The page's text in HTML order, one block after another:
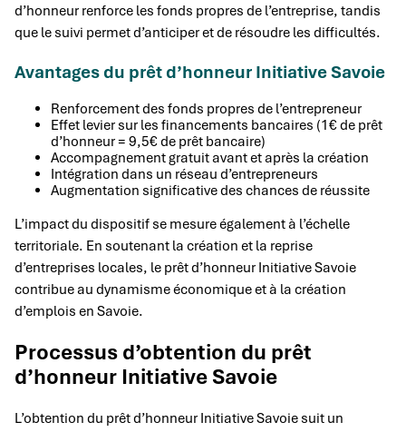
d’honneur renforce les fonds propres de l’entreprise, tandis
que le suivi permet d’anticiper et de résoudre les difficultés.
Avantages du prêt d’honneur Initiative Savoie
Renforcement des fonds propres de l’entrepreneur
Effet levier sur les financements bancaires (1€ de prêt
d’honneur = 9,5€ de prêt bancaire)
Accompagnement gratuit avant et après la création
Intégration dans un réseau d’entrepreneurs
Augmentation significative des chances de réussite
L’impact du dispositif se mesure également à l’échelle
territoriale. En soutenant la création et la reprise
d’entreprises locales, le prêt d’honneur Initiative Savoie
contribue au dynamisme économique et à la création
d’emplois en Savoie.
Processus d’obtention du prêt
d’honneur Initiative Savoie
L’obtention du prêt d’honneur Initiative Savoie suit un